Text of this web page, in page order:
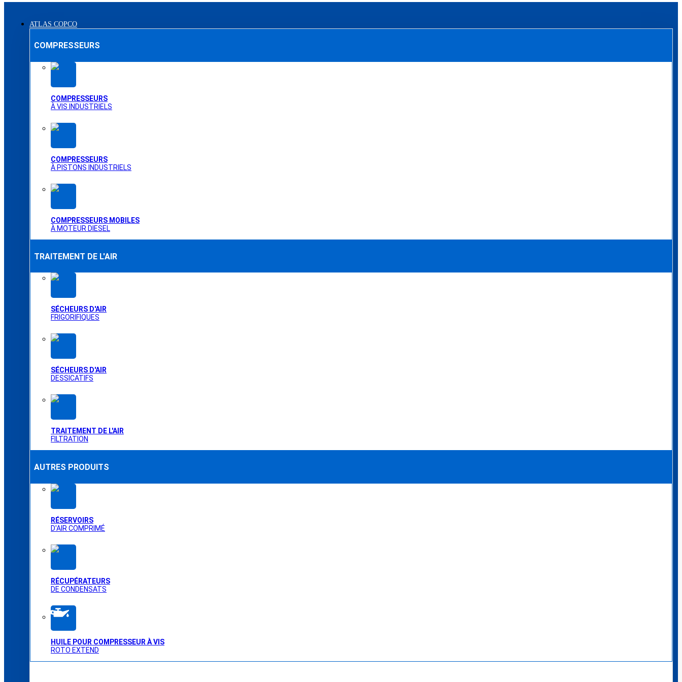
ATLAS COPCO
COMPRESSEURS
COMPRESSEURS
À VIS INDUSTRIELS
COMPRESSEURS
À PISTONS INDUSTRIELS
COMPRESSEURS MOBILES
À MOTEUR DIESEL
TRAITEMENT DE L'AIR
SÉCHEURS D'AIR
FRIGORIFIQUES
SÉCHEURS D'AIR
DESSICATIFS
TRAITEMENT DE L'AIR
FILTRATION
AUTRES PRODUITS
RÉSERVOIRS
D'AIR COMPRIMÉ
RÉCUPÉRATEURS
DE CONDENSATS
HUILE POUR COMPRESSEUR À VIS
ROTO EXTEND